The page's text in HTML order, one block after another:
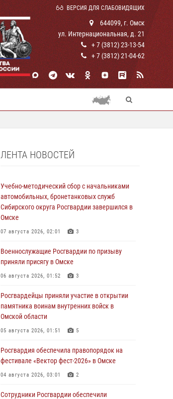
ВЕРСИЯ ДЛЯ СЛАБОВИДЯЩИХ
644099, г. Омск
ул. Интернациональная, д. 21
+ 7 (3812) 23-13-54
+ 7 (3812) 21-04-62
ЛЕНТА НОВОСТЕЙ
Учебно-методический сбор с начальниками
автомобильных, бронетанковых служб
Сибирского округа Росгвардии завершился в
Омске
07 августа 2026, 02:01 3
Военнослужащие Росгвардии по призыву
приняли присягу в Омске
06 августа 2026, 01:52 3
Росгвардейцы приняли участие в открытии
памятника воинам внутренних войск в
Омской области
05 августа 2026, 01:51 5
Росгвардия обеспечила правопорядок на
фестивале «Вектор фест-2026» в Омске
04 августа 2026, 03:01 2
Сотрудники Росгвардии обеспечили